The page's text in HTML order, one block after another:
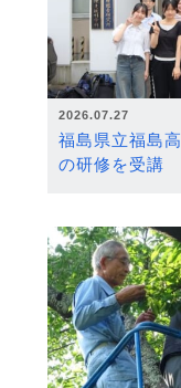
2026.07.27
福島県立福島
の研修を受講